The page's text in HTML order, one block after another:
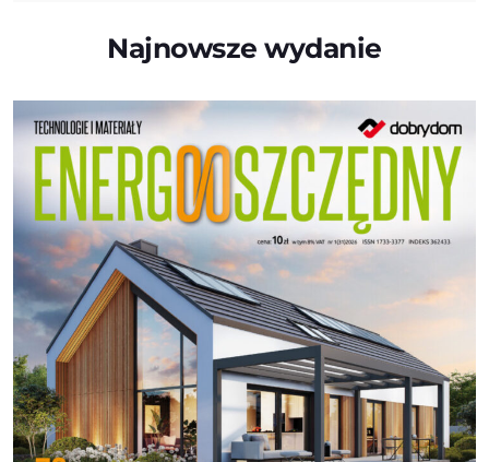
Najnowsze wydanie